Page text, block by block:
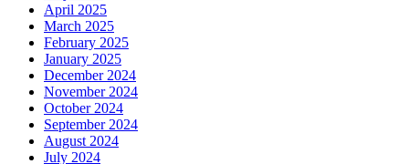
April 2025
March 2025
February 2025
January 2025
December 2024
November 2024
October 2024
September 2024
August 2024
July 2024